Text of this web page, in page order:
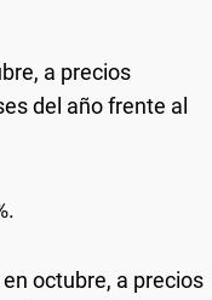
a precios
del año frente al
octubre, a precios